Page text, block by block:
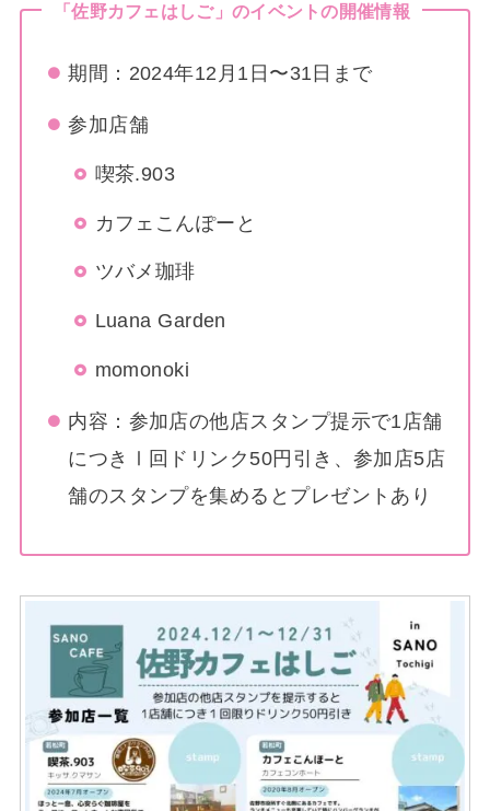
「佐野カフェはしご」のイベントの開催情報
期間：2024年12月1日〜31日まで
参加店舗
喫茶.903
カフェこんぽーと
ツバメ珈琲
Luana Garden
momonoki
内容：参加店の他店スタンプ提示で1店舗
につきⅠ回ドリンク50円引き、参加店5店
舗のスタンプを集めるとプレゼントあり